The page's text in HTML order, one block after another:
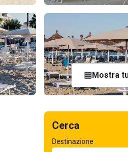
Mostra
Cerca
Destinazione